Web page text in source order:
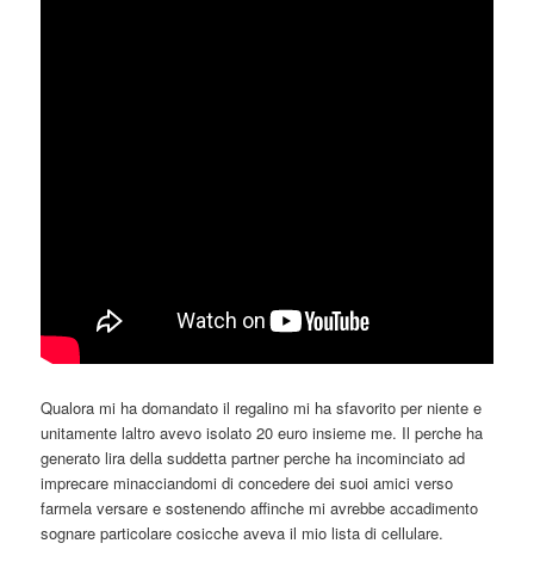
Qualora mi ha domandato il regalino mi ha sfavorito per niente e
unitamente laltro avevo isolato 20 euro insieme me. Il perche ha
generato lira della suddetta partner perche ha incominciato ad
imprecare minacciandomi di concedere dei suoi amici verso
farmela versare e sostenendo affinche mi avrebbe accadimento
sognare particolare cosicche aveva il mio lista di cellulare.